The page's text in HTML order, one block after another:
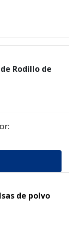
Rodillo de
de polvo